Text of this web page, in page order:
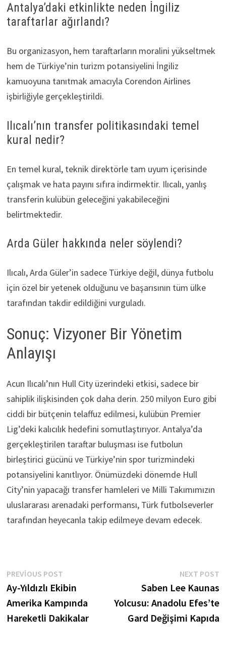
Antalya’daki etkinlikte neden İngiliz
taraftarlar ağırlandı?
Bu organizasyon, hem taraftarların moralini yükseltmek
hem de Türkiye’nin turizm potansiyelini İngiliz
kamuoyuna tanıtmak amacıyla Corendon Airlines
işbirliğiyle gerçekleştirildi.
Ilıcalı’nın transfer politikasındaki temel
kural nedir?
En temel kural, teknik direktörle tam uyum içerisinde
çalışmak ve hata payını sıfıra indirmektir. Ilıcalı, yanlış
transferin kulübün geleceğini yakabileceğini
belirtmektedir.
Arda Güler hakkında neler söylendi?
Ilıcalı, Arda Güler’in sadece Türkiye değil, dünya futbolu
için özel bir yetenek olduğunu ve başarısının tüm ülke
tarafından takdir edildiğini vurguladı.
Sonuç: Vizyoner Bir Yönetim
Anlayışı
Acun Ilıcalı’nın Hull City üzerindeki etkisi, sadece bir
sahiplik ilişkisinden çok daha derin. 250 milyon Euro gibi
ciddi bir bütçenin telaffuz edilmesi, kulübün Premier
Lig’deki kalıcılık hedefini somutlaştırıyor. Antalya’da
gerçekleştirilen taraftar buluşması ise futbolun
birleştirici gücünü ve Türkiye’nin spor turizmindeki
potansiyelini kanıtlıyor. Önümüzdeki dönemde Hull
City’nin yapacağı transfer hamleleri ve Milli Takımımızın
uluslararası arenadaki performansı, Türk futbolseverler
tarafından heyecanla takip edilmeye devam edecek.
Yazı
gezinmesi
PREVIOUS POSTPrevious
post:
Ay-Yıldızlı Ekibin
Amerika Kampında
Hareketli Dakikalar
NEXT POST
Saben Lee Kaunas
Yolcusu: Anadolu Efes’te
Gard Değişimi Kapıda